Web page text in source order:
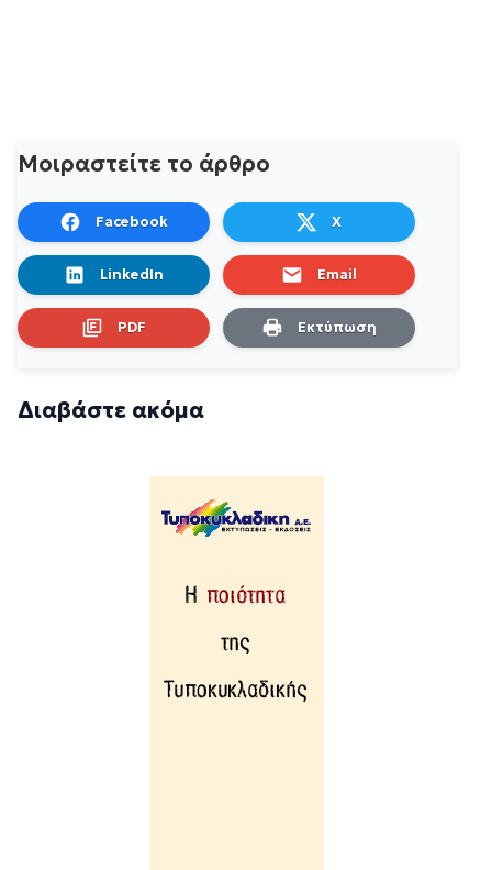
Μοιραστείτε το άρθρο
Facebook X
LinkedIn Email
PDF Εκτύπωση
Διαβάστε ακόμα